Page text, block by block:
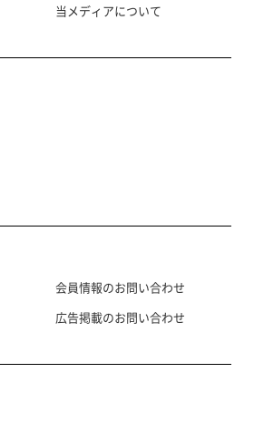
当メディアについて
会員情報のお問い合わせ
広告掲載のお問い合わせ